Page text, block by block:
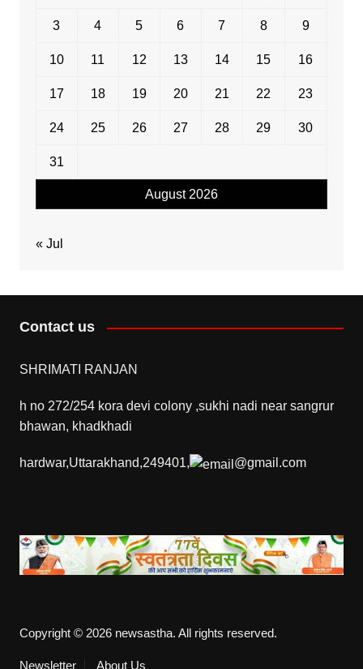
August 2026
3 4 5 6 7 8 9
10 11 12 13 14 15 16
17 18 19 20 21 22 23
24 25 26 27 28 29 30
31
« Jul
Contact us
SHRIMATI RANJAN
h no 272/254 kora devi colony ,sukhi nadi near sangrur
bhawan, khadkhadi
hardwar,Uttarakhand,249401, @gmail.com
Copyright © 2026 newsastha. All rights reserved.
Newsletter About Us